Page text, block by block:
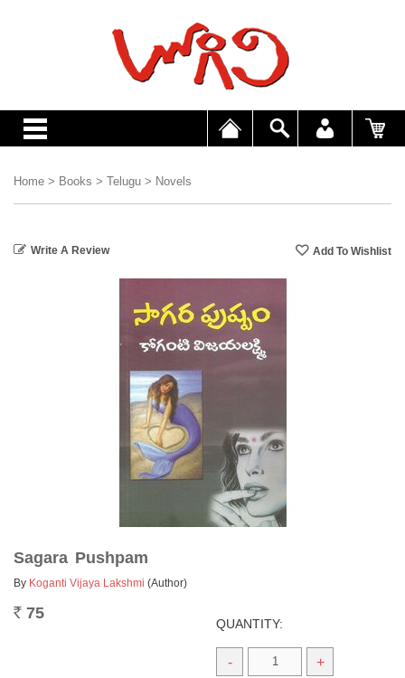
Home > Books > Telugu > Novels
Write A Review
Sagara Pushpam
By Koganti Vijaya Lakshmi (Author)
Rs. 75
QUANTITY:
- +